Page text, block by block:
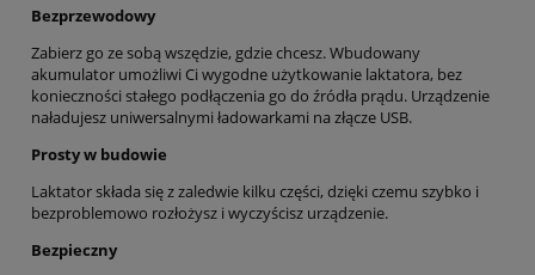
Bezprzewodowy
Zabierz go ze sobą wszędzie, gdzie chcesz. Wbudowany
akumulator umożliwi Ci wygodne użytkowanie laktatora, bez
konieczności stałego podłączenia go do źródła prądu. Urządzenie
naładujesz uniwersalnymi ładowarkami na złącze USB.
Prosty w budowie
Laktator składa się z zaledwie kilku części, dzięki czemu szybko i
bezproblemowo rozłożysz i wyczyścisz urządzenie.
Bezpieczny